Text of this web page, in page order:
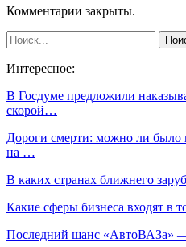
Комментарии закрыты.
Интересное:
В Госдуме предложили
скорой…
Дороги смерти: можно ли было
на …
В каких странах ближнего
Какие сферы бизнеса входят в
Последний шанс «АвтоВАЗа»